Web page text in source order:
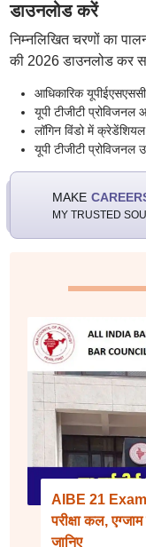
डाउनलोड करें
निम्नलिखित चरणों का
की 2026 डाउनलोड कर
आधिकारिक
यूपी टीजीटी
लॉगिन विंडो में
यूपी टीजीटी
MAKE
MY TRUSTED
AIBE 21
परीक्षा कल,
जानिए